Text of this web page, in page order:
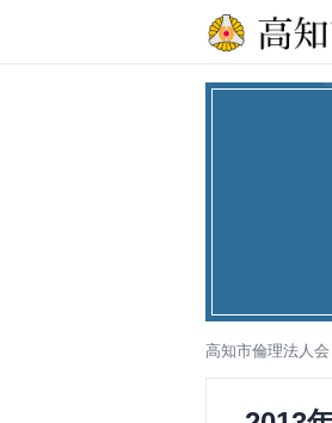
高知市倫理法人会